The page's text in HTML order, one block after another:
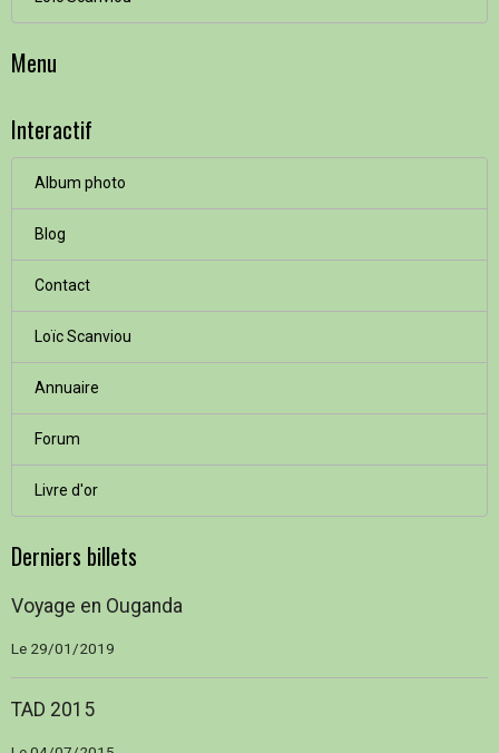
Menu
Interactif
Album photo
Blog
Contact
Loïc Scanviou
Annuaire
Forum
Livre d'or
Derniers billets
Voyage en Ouganda
Le 29/01/2019
TAD 2015